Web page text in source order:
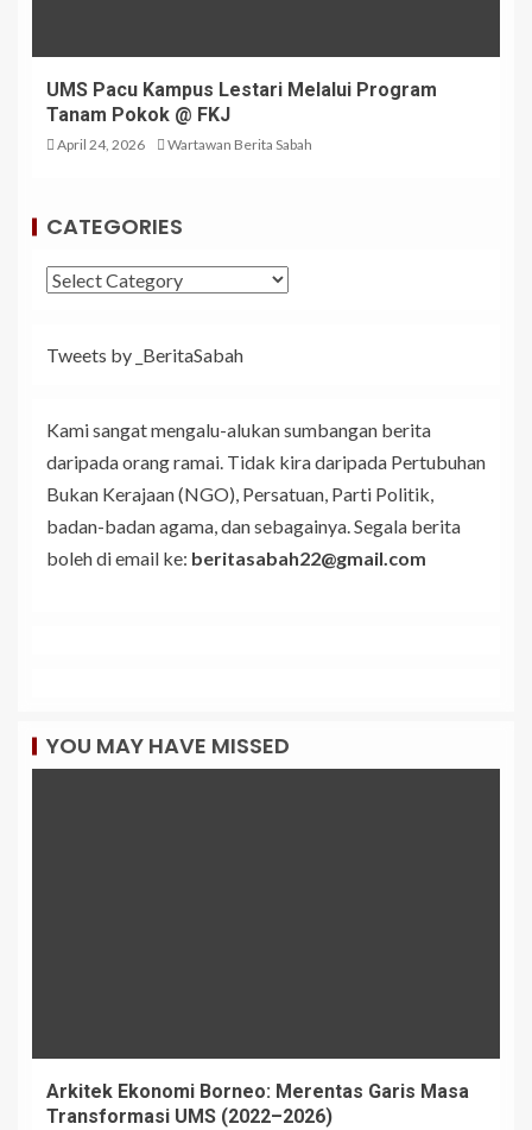
UMS Pacu Kampus Lestari Melalui Program
Tanam Pokok @ FKJ
April 24, 2026 Wartawan Berita Sabah
CATEGORIES
Tweets by _BeritaSabah
Kami sangat mengalu-alukan sumbangan berita
daripada orang ramai. Tidak kira daripada Pertubuhan
Bukan Kerajaan (NGO), Persatuan, Parti Politik,
badan-badan agama, dan sebagainya. Segala berita
boleh di email ke: beritasabah22@gmail.com
YOU MAY HAVE MISSED
Arkitek Ekonomi Borneo: Merentas Garis Masa
Transformasi UMS (2022–2026)